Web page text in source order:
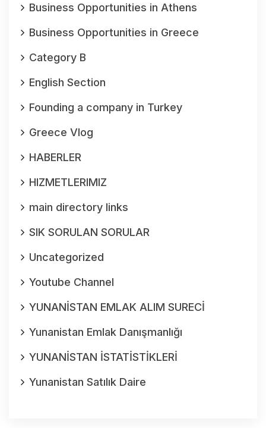
Business Opportunities in Athens
Business Opportunities in Greece
Category B
English Section
Founding a company in Turkey
Greece Vlog
HABERLER
HIZMETLERIMIZ
main directory links
SIK SORULAN SORULAR
Uncategorized
Youtube Channel
YUNANİSTAN EMLAK ALIM SURECİ
Yunanistan Emlak Danışmanlığı
YUNANİSTAN İSTATİSTİKLERİ
Yunanistan Satılık Daire